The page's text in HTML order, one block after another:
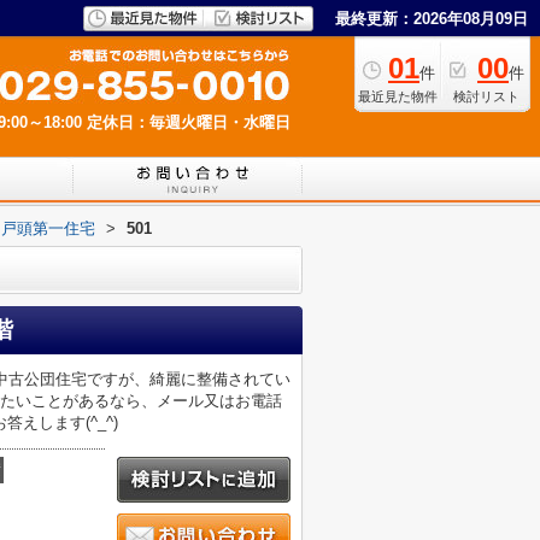
最終更新：2026年08月09日
01件
最近見た物件
00件
検討リスト
～18:00 定休日：毎週火曜日・水曜日
頭第一住宅 > 501
公団住宅ですが、綺麗に整備されてい
いことがあるなら、メール又はお電話
答えします(^_^)